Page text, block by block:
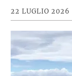
22 LUGLIO 2026